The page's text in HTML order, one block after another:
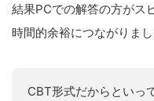
結果PCでの解答の方がス
時間的余裕につながりまし
CBT形式だからといっ